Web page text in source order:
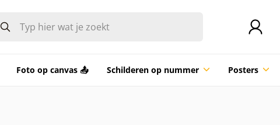
Foto op canvas 📤 Schilderen op nummer Posters